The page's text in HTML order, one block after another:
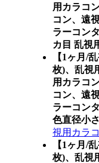
用カラコ
コン、遠
ラーコン
カ目 乱視
【1ヶ月/
枚)、乱視
用カラコ
コン、遠
ラーコン
色直径小
視用カラ
【1ヶ月/
枚)、乱視